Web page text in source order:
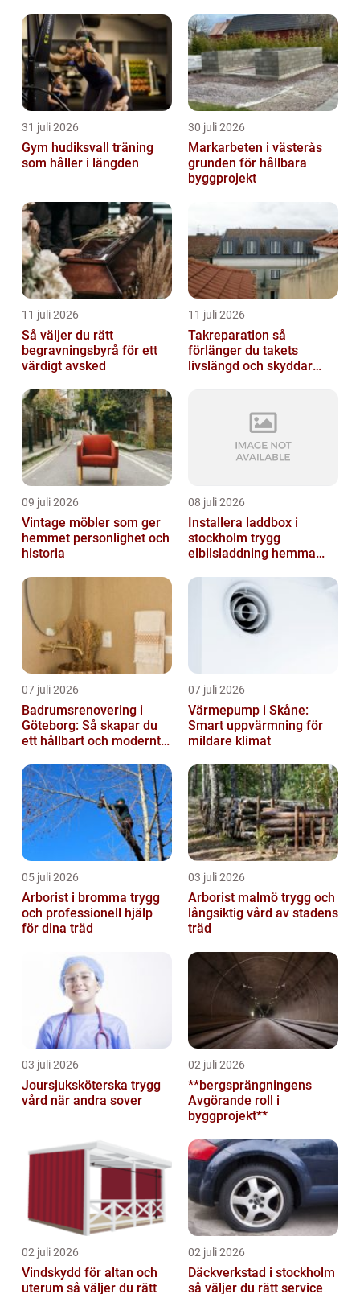
31 juli 2026
Gym hudiksvall träning
som håller i längden
30 juli 2026
Markarbeten i västerås
grunden för hållbara
byggprojekt
11 juli 2026
Så väljer du rätt
begravningsbyrå för ett
värdigt avsked
11 juli 2026
Takreparation så
förlänger du takets
livslängd och skyddar
09 juli 2026
Vintage möbler som ger
hemmet personlighet och
historia
08 juli 2026
Installera laddbox i
stockholm trygg
elbilsladdning hemma
07 juli 2026
Badrumsrenovering i
Göteborg: Så skapar du
ett hållbart och modernt
07 juli 2026
Värmepump i Skåne:
Smart uppvärmning för
mildare klimat
05 juli 2026
Arborist i bromma trygg
och professionell hjälp
för dina träd
03 juli 2026
Arborist malmö trygg och
långsiktig vård av stadens
träd
03 juli 2026
Joursjuksköterska trygg
vård när andra sover
02 juli 2026
**bergsprängningens
Avgörande roll i
byggprojekt**
02 juli 2026
Vindskydd för altan och
uterum så väljer du rätt
02 juli 2026
Däckverkstad i stockholm
så väljer du rätt service